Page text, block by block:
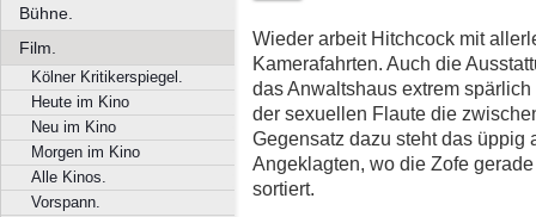
Bühne.
Film.
Kölner Kritikerspiegel.
Heute im Kino
Neu im Kino
Morgen im Kino
Alle Kinos.
Vorspann.
Wieder arbeit Hitchcock mit
Kamerafahrten. Auch die
das Anwaltshaus extrem
der sexuellen Flaute die
Gegensatz dazu steht das üppig
Angeklagten, wo die Zofe
sortiert.